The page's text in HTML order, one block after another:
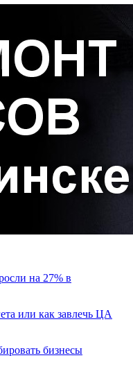
на 27% в
или как завлечь ЦА
бизнесы